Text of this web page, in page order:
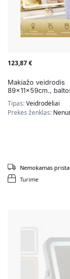
123,87€
Makiažo veidrodis
89x11x59cm.,
Tipas:Veidrodėliai
Prekės ženklas:
Turime
Nemokamas